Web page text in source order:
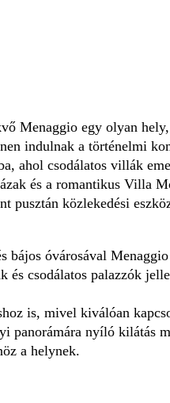
Menaggio egy olyan
indulnak a történelmi
ahol csodálatos villák
és a romantikus Villa
pusztán közlekedési
bájos óvárosával
és csodálatos palazzók
is, mivel kiválóan
panorámára nyíló kilátás
a helynek.